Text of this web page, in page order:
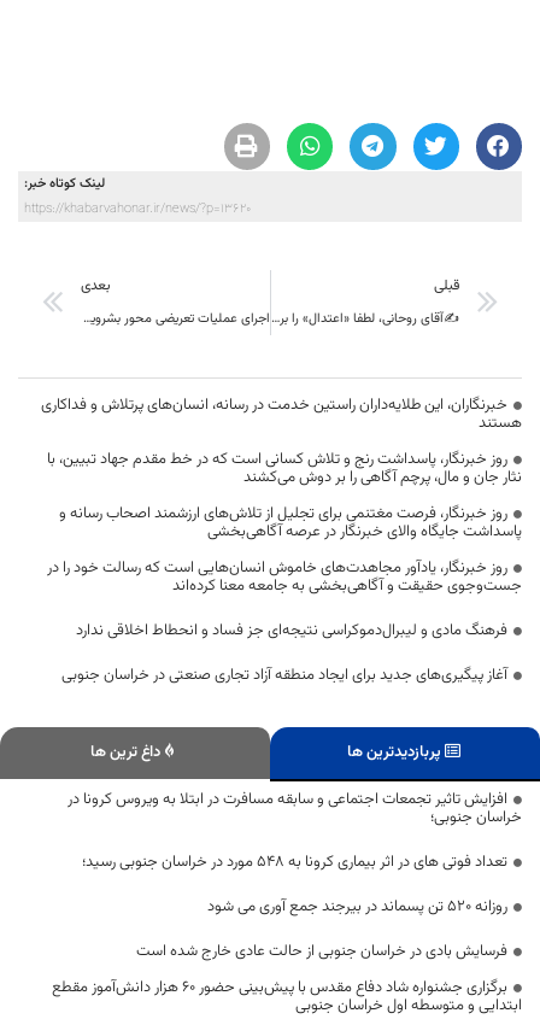
لینک کوتاه خبر:
https://khabarvahonar.ir/news/?p=13620
قبلی
✍️آقای روحانی، لطفا «اعتدال» را برای برخی استانداران تان معنا کنید!
بعدی
اجرای عملیات تعریضی محور بشرویه – دیهوک به طول 2 کیلومتر
خبرنگاران، این طلایه‌داران راستین خدمت در رسانه، انسان‌های پرتلاش و فداکاری
هستند
روز خبرنگار، پاسداشت رنج و تلاش کسانی است که در خط مقدم جهاد تبیین، با
نثار جان و مال، پرچم آگاهی را بر دوش می‌کشند
روز خبرنگار، فرصت مغتنمی برای تجلیل از تلاش‌های ارزشمند اصحاب رسانه و
پاسداشت جایگاه والای خبرنگار در عرصه آگاهی‌بخشی
روز خبرنگار، یادآور مجاهدت‌های خاموش انسان‌هایی است که رسالت خود را در
جست‌وجوی حقیقت و آگاهی‌بخشی به جامعه معنا کرده‌اند
فرهنگ مادی و لیبرال‌دموکراسی نتیجه‌ای جز فساد و انحطاط اخلاقی ندارد
آغاز پیگیری‌های جدید برای ایجاد منطقه آزاد تجاری صنعتی در خراسان جنوبی
پربازدیدترین ها
داغ ترین ها
افزایش تاثیر تجمعات اجتماعی و سابقه مسافرت در ابتلا به ویروس کرونا در
خراسان جنوبی؛
تعداد فوتی های در اثر بیماری کرونا به 548 مورد در خراسان جنوبی رسید؛
روزانه 520 تن پسماند در بیرجند جمع آوری می شود
فرسایش بادی در خراسان جنوبی از حالت عادی خارج شده است
برگزاری جشنواره شاد دفاع مقدس با پیش‌بینی حضور ۶۰ هزار دانش‌آموز مقطع
ابتدایی و متوسطه اول خراسان جنوبی